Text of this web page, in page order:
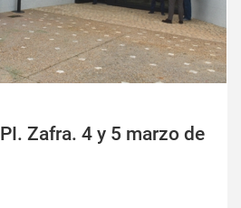
Zafra. 4 y 5 marzo de